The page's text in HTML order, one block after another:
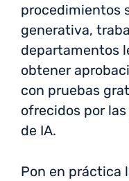
procedimientos
generativa,
departamentos
obtener
con pruebas
ofrecidos por
de IA.
Pon en práctica